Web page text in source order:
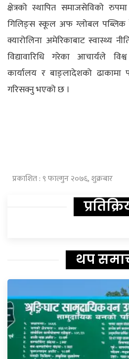
क्षेत्रको स्थापित समाजसेविको
गिलिङ्स स्कूल अफ ग्लोबल पब्लिक
क्यारोलिना अमेरिकाबाट स्वास्थ्य
विद्यावारिधि गरेका आचार्यले
कार्यालय र बाङ्लादेशको ढाकामा
गरिसक्नु भएको छ ।
प्रकाशित : ९ फाल्गुन २०७६, शुक्रबार
थप